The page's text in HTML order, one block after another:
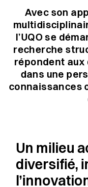
Avec son
l’UQO se
recherche
répondent aux
dans une
connaissances
Un milieu
diversifié,